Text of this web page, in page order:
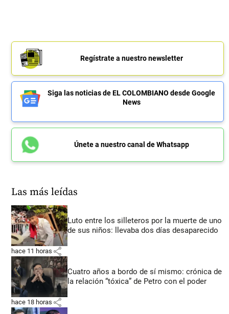
Regístrate a nuestro newsletter
Siga las noticias de EL COLOMBIANO desde Google
News
Únete a nuestro canal de Whatsapp
Las más leídas
Luto entre los silleteros por la muerte de uno
de sus niños: llevaba dos días desaparecido
hace 11 horas share
Cuatro años a bordo de sí mismo: crónica de
la relación “tóxica” de Petro con el poder
hace 18 horas share